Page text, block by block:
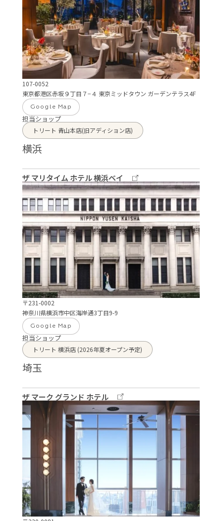
107-0052
東京都港区赤坂９丁目７−４ 東京ミッドタウン ガーデンテラス4F
Google Map
担当ショップ
トリート 青山本店(旧アディション店)
横浜
ザ マリタイム ホテル 横浜ベイ
〒231-0002
神奈川県横浜市中区海岸通3丁目9-9
Google Map
担当ショップ
トリート 横浜店 (2026年夏オープン予定)
埼玉
ザ マーク グランド ホテル